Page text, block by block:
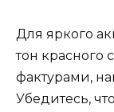
Для яркого
тон красного
фактурами,
Убедитесь,